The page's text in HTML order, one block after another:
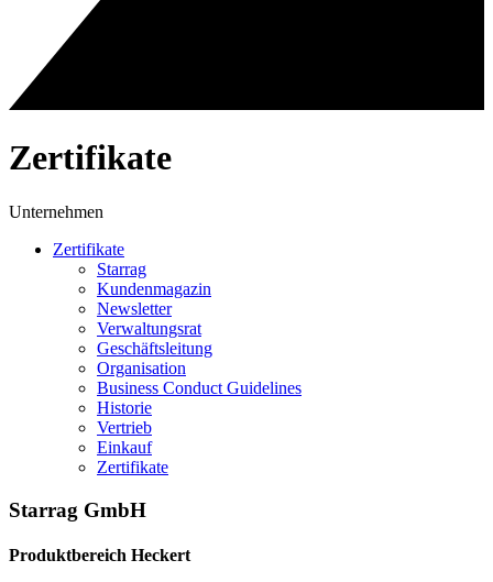
Zertifikate
Unternehmen
Zertifikate
Starrag
Kundenmagazin
Newsletter
Verwaltungsrat
Geschäftsleitung
Organisation
Business Conduct Guidelines
Historie
Vertrieb
Einkauf
Zertifikate
Starrag GmbH
Produktbereich Heckert